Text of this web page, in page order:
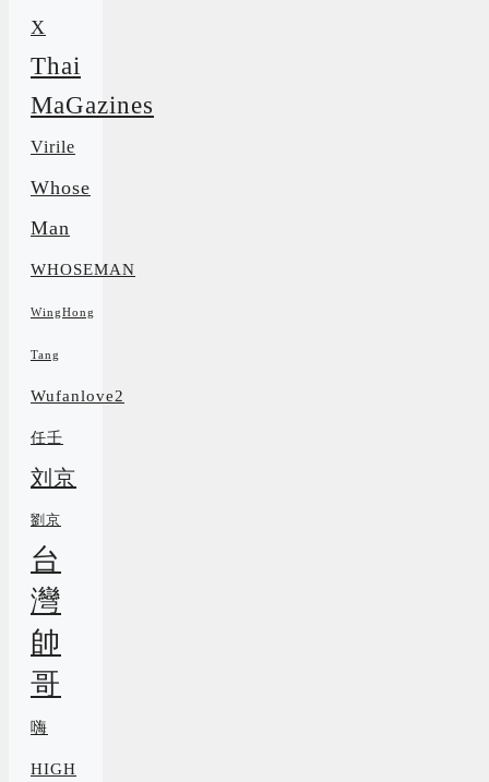
X
Thai
MaGazines
Virile
Whose
Man
WHOSEMAN
WingHong
Tang
Wufanlove2
任壬
刘京
劉京
台
灣
帥
哥
嗨
HIGH